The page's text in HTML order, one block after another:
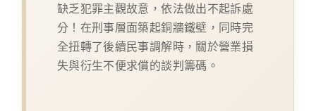
缺乏犯罪主觀故意，依法做出不起訴處
分！在刑事層面築起銅牆鐵壁，同時完
全扭轉了後續民事調解時，關於營業損
失與衍生不便求償的談判籌碼。